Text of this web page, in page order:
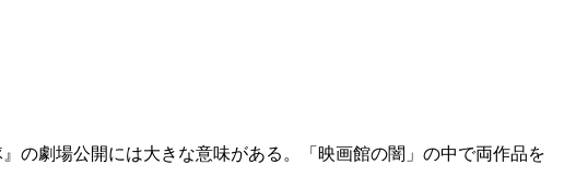
の劇場公開には大きな意味がある。「映画館の闇」の中で両作品を